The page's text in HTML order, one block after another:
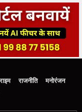
राजनीति
मनोरंजन